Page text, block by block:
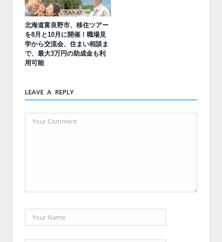
北海道富良野市、移住ツアー
を8月と10月に開催！職場見
学から交流会、住まい相談ま
で、最大3万円の助成金も利
用可能
LEAVE A REPLY